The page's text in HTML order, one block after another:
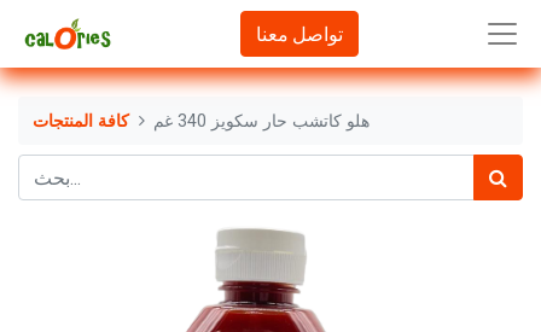
تواصل معنا
كافة المنتجات هلو كاتشب حار سكويز 340 غم